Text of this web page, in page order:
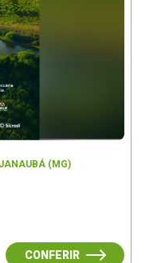
JANAUBÁ (MG)
CONFERIR